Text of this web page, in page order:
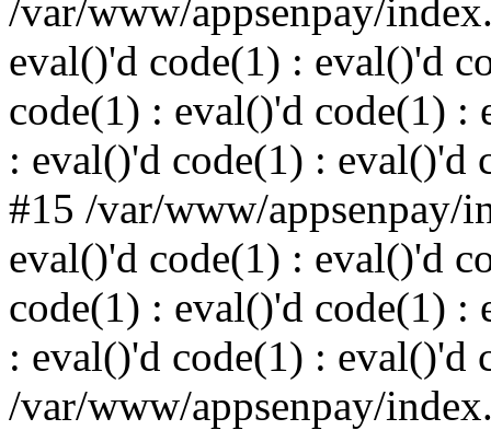
/var/www/appsenpay/
eval()'d code(1) : eval()'d
code(1) : eval()'d code(1) :
: eval()'d code(1) : eval()'d
#15 /var/www/appsenpay/
eval()'d code(1) : eval()'d
code(1) : eval()'d code(1) :
: eval()'d code(1) : eval()'d
/var/www/appsenpay/